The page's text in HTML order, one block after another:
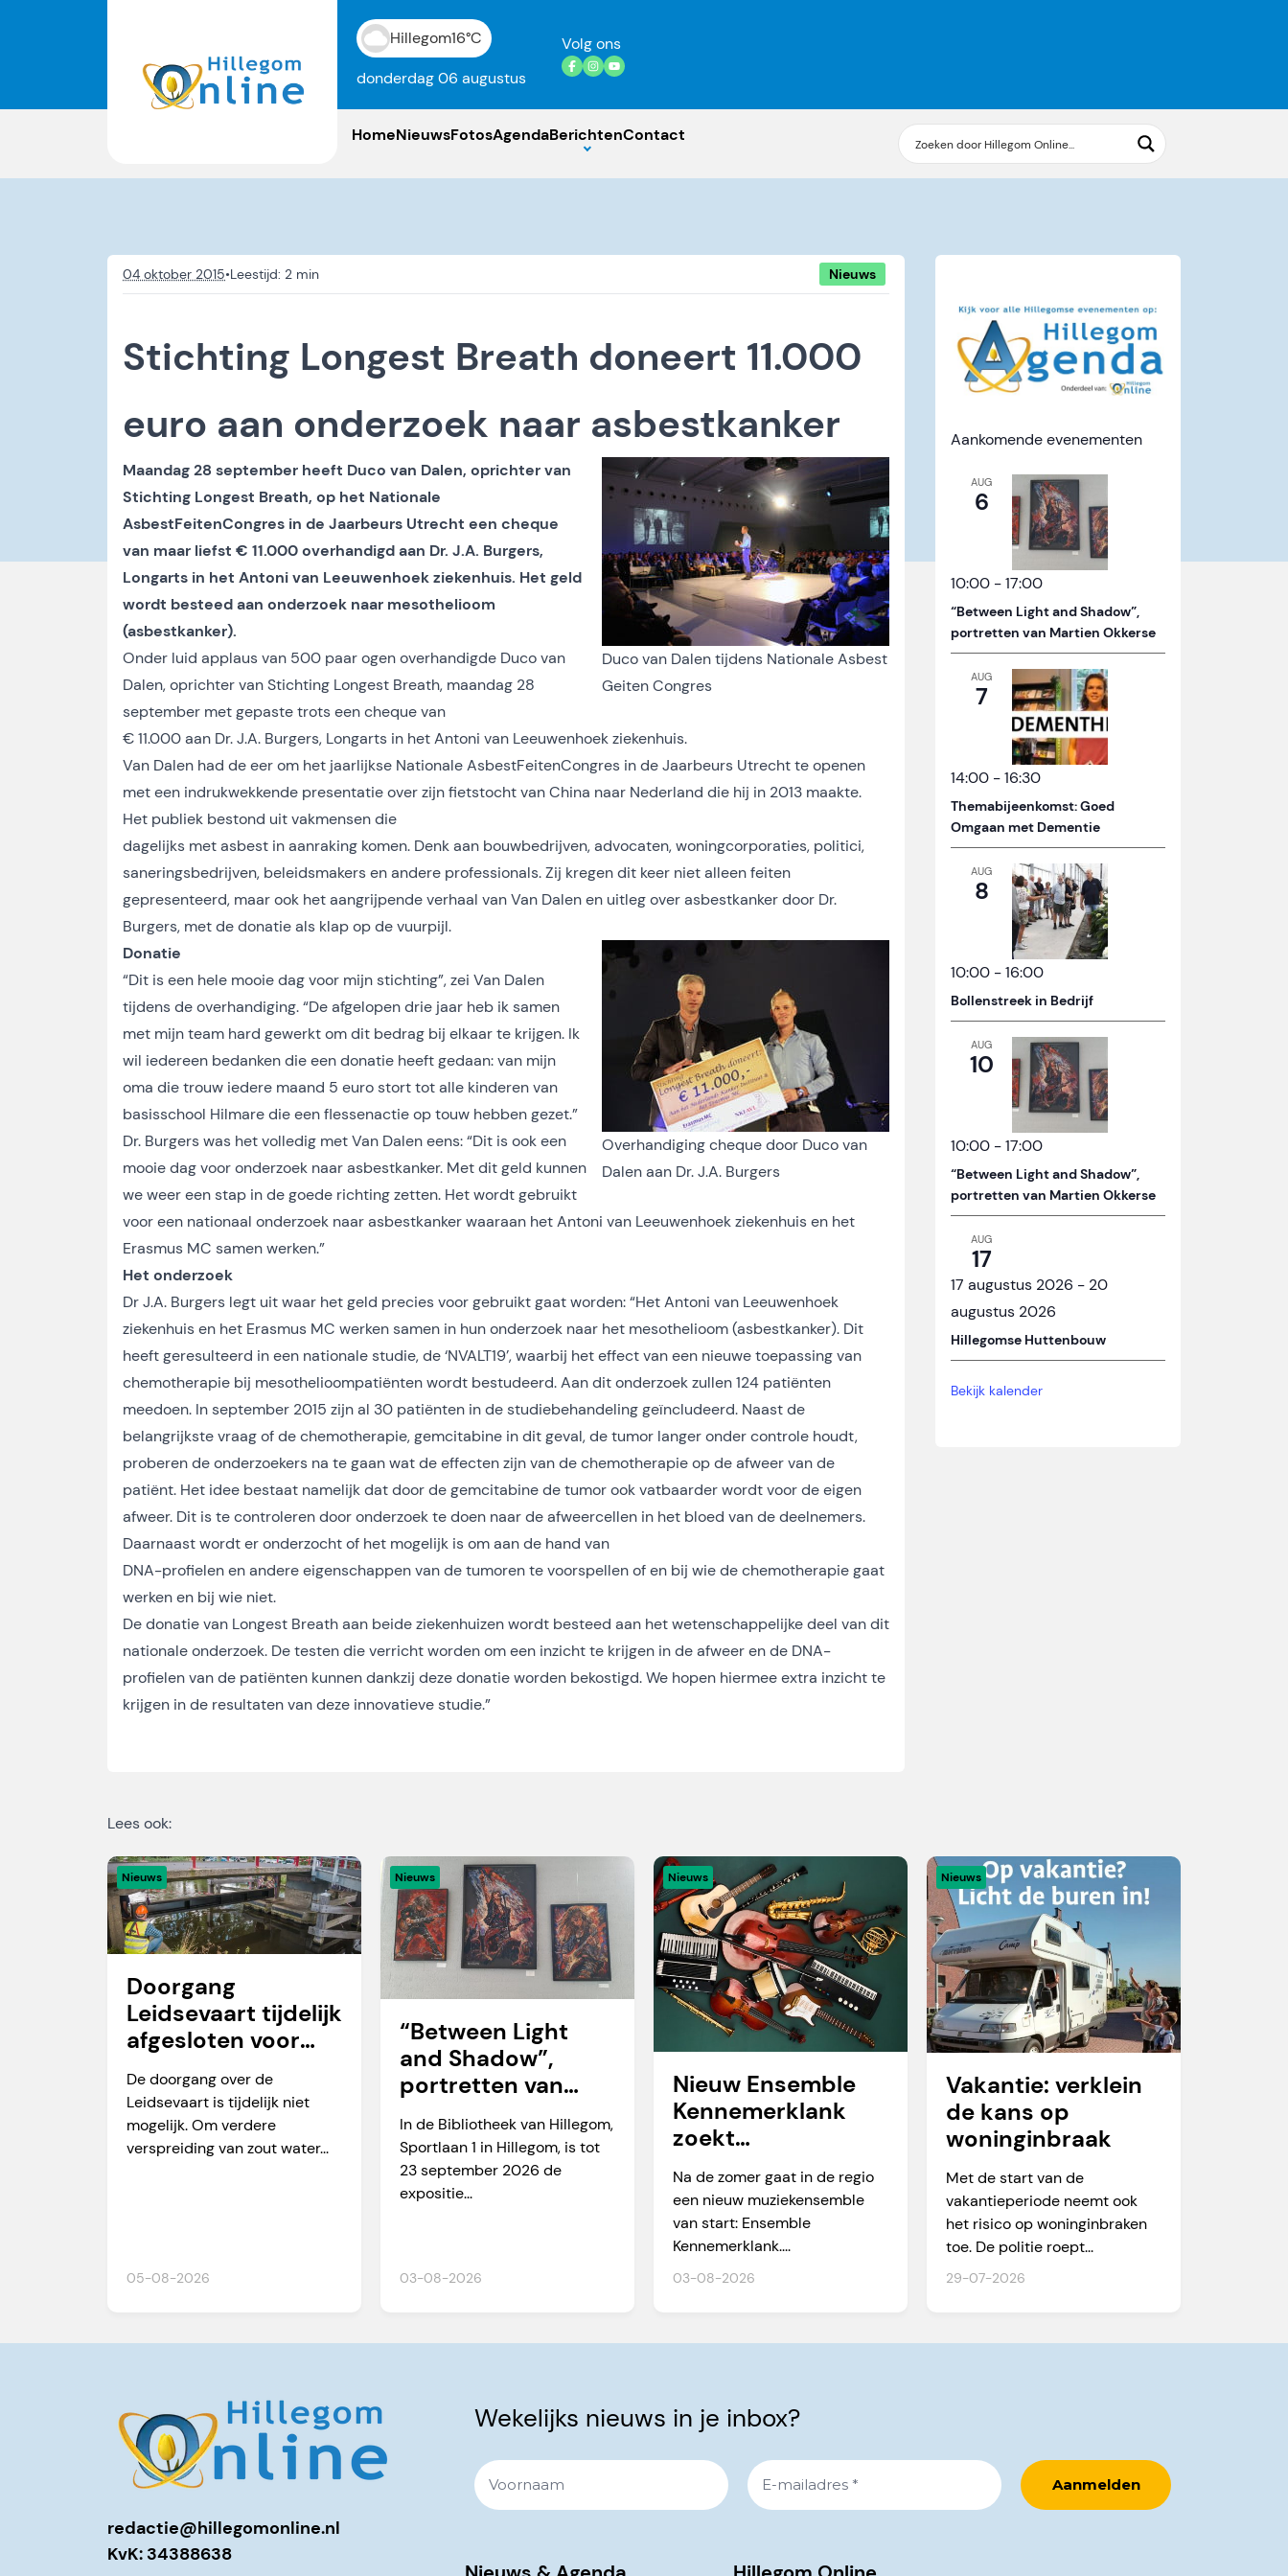
Hillegom16°C
donderdag 06 augustus
Volg ons
HomeNieuwsFotosAgendaBerichtenContact
04 oktober 2015• Nieuws
Stichting Longest Breath doneert 11.000
euro aan onderzoek naar asbestkanker
Duco van Dalen tijdens Nationale Asbest
Geiten Congres
Maandag 28 september heeft Duco van Dalen, oprichter van
Stichting Longest Breath, op het Nationale
AsbestFeitenCongres in de Jaarbeurs Utrecht een cheque
van maar liefst € 11.000 overhandigd aan Dr. J.A. Burgers,
Longarts in het Antoni van Leeuwenhoek ziekenhuis. Het geld
wordt besteed aan onderzoek naar mesothelioom
(asbestkanker).
Onder luid applaus van 500 paar ogen overhandigde Duco van
Dalen, oprichter van Stichting Longest Breath, maandag 28
september met gepaste trots een cheque van
€ 11.000 aan Dr. J.A. Burgers, Longarts in het Antoni van Leeuwenhoek ziekenhuis.
Van Dalen had de eer om het jaarlijkse Nationale AsbestFeitenCongres in de Jaarbeurs Utrecht te openen
met een indrukwekkende presentatie over zijn fietstocht van China naar Nederland die hij in 2013 maakte.
Het publiek bestond uit vakmensen die
dagelijks met asbest in aanraking komen. Denk aan bouwbedrijven, advocaten, woningcorporaties, politici,
saneringsbedrijven, beleidsmakers en andere professionals. Zij kregen dit keer niet alleen feiten
gepresenteerd, maar ook het aangrijpende verhaal van Van Dalen en uitleg over asbestkanker door Dr.
Burgers, met de donatie als klap op de vuurpijl.
Overhandiging cheque door Duco van
Dalen aan Dr. J.A. Burgers
Donatie
“Dit is een hele mooie dag voor mijn stichting”, zei Van Dalen
tijdens de overhandiging. “De afgelopen drie jaar heb ik samen
met mijn team hard gewerkt om dit bedrag bij elkaar te krijgen. Ik
wil iedereen bedanken die een donatie heeft gedaan: van mijn
oma die trouw iedere maand 5 euro stort tot alle kinderen van
basisschool Hilmare die een flessenactie op touw hebben gezet.”
Dr. Burgers was het volledig met Van Dalen eens: “Dit is ook een
mooie dag voor onderzoek naar asbestkanker. Met dit geld kunnen
we weer een stap in de goede richting zetten. Het wordt gebruikt
voor een nationaal onderzoek naar asbestkanker waaraan het Antoni van Leeuwenhoek ziekenhuis en het
Erasmus MC samen werken.”
Het onderzoek
Dr J.A. Burgers legt uit waar het geld precies voor gebruikt gaat worden: “Het Antoni van Leeuwenhoek
ziekenhuis en het Erasmus MC werken samen in hun onderzoek naar het mesothelioom (asbestkanker). Dit
heeft geresulteerd in een nationale studie, de ‘NVALT19’, waarbij het effect van een nieuwe toepassing van
chemotherapie bij mesothelioompatiënten wordt bestudeerd. Aan dit onderzoek zullen 124 patiënten
meedoen. In september 2015 zijn al 30 patiënten in de studiebehandeling geïncludeerd. Naast de
belangrijkste vraag of de chemotherapie, gemcitabine in dit geval, de tumor langer onder controle houdt,
proberen de onderzoekers na te gaan wat de effecten zijn van de chemotherapie op de afweer van de
patiënt. Het idee bestaat namelijk dat door de gemcitabine de tumor ook vatbaarder wordt voor de eigen
afweer. Dit is te controleren door onderzoek te doen naar de afweercellen in het bloed van de deelnemers.
Daarnaast wordt er onderzocht of het mogelijk is om aan de hand van
DNA-profielen en andere eigenschappen van de tumoren te voorspellen of en bij wie de chemotherapie gaat
werken en bij wie niet.
De donatie van Longest Breath aan beide ziekenhuizen wordt besteed aan het wetenschappelijke deel van dit
nationale onderzoek. De testen die verricht worden om een inzicht te krijgen in de afweer en de DNA-
profielen van de patiënten kunnen dankzij deze donatie worden bekostigd. We hopen hiermee extra inzicht te
krijgen in de resultaten van deze innovatieve studie.”
Aankomende evenementen
AUG
6
10:00 -17:00
“Between Light and Shadow”,
portretten van Martien Okkerse
AUG
7
14:00 -16:30
Themabijeenkomst: Goed
Omgaan met Dementie
AUG
8
10:00 -16:00
Bollenstreek in Bedrijf
AUG
10
10:00 -17:00
“Between Light and Shadow”,
portretten van Martien Okkerse
AUG
17
17 augustus 2026 - 20
augustus 2026
Hillegomse Huttenbouw
Bekijk kalender
Lees ook:
Nieuws
05-08-2026
Doorgang
Leidsevaart tijdelijk
afgesloten voor
vaarverkeer
De doorgang over de
Leidsevaart is tijdelijk niet
mogelijk. Om verdere
verspreiding van zout water...
Nieuws
03-08-2026
“Between Light
and Shadow”,
portretten van
Martien Okkerse
In de Bibliotheek van Hillegom,
Sportlaan 1 in Hillegom, is tot
23 september 2026 de
expositie...
Nieuws
03-08-2026
Nieuw Ensemble
Kennemerklank
zoekt
amateurmuzikante
n
Na de zomer gaat in de regio
een nieuw muziekensemble
van start: Ensemble
Kennemerklank....
Nieuws
29-07-2026
Vakantie: verklein
de kans op
woninginbraak
Met de start van de
vakantieperiode neemt ook
het risico op woninginbraken
toe. De politie roept...
redactie@hillegomonline.nl
KvK: 34388638
Wekelijks nieuws in je inbox?